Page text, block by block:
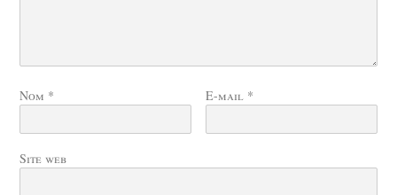
Nom * E-mail *
Site web